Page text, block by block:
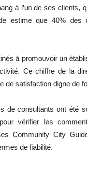
à l’un de ses clients,
estime que 40% des
à promouvoir un
Ce chiffre de la
de satisfaction digne de
de consultants ont été
vérifier les
Community City
de fiabilité.